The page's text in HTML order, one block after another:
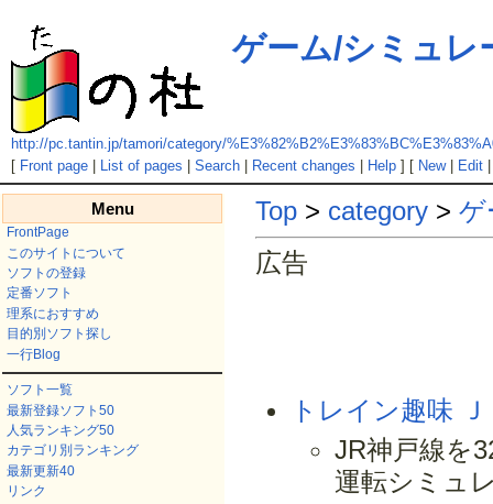
ゲーム/シミュレ
http://pc.tantin.jp/tamori/category/
[ Front page| List of pages Search| Recent changes Help] [ New| Edit
Menu
FrontPage
このサイトについて
ソフトの登録
定番ソフト
理系におすすめ
目的別ソフト探し
一行Blog
ソフト一覧
最新登録ソフト50
人気ランキング50
カテゴリ別ランキング
最新更新40
リンク
Top > category > ゲ
広告
トレイン趣味
JR神戸線を
運転シミュ